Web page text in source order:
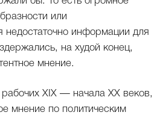
или
недостаточно информации для
на худой конец,
мнение.
XIX — начала ХХ веков,
мнение по политическим